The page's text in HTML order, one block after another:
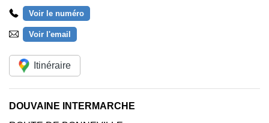
Voir le numéro
Voir l'email
Itinéraire
DOUVAINE INTERMARCHE